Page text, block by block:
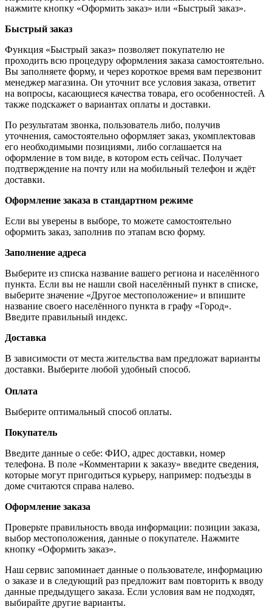
нажмите кнопку «Оформить заказ» или «Быстрый заказ».
Быстрый заказ
Функция «Быстрый заказ» позволяет покупателю не
проходить всю процедуру оформления заказа самостоятельно.
Вы заполняете форму, и через короткое время вам перезвонит
менеджер магазина. Он уточнит все условия заказа, ответит
на вопросы, касающиеся качества товара, его особенностей. А
также подскажет о вариантах оплаты и доставки.
По результатам звонка, пользователь либо, получив
уточнения, самостоятельно оформляет заказ, укомплектовав
его необходимыми позициями, либо соглашается на
оформление в том виде, в котором есть сейчас. Получает
подтверждение на почту или на мобильный телефон и ждёт
доставки.
Оформление заказа в стандартном режиме
Если вы уверены в выборе, то можете самостоятельно
оформить заказ, заполнив по этапам всю форму.
Заполнение адреса
Выберите из списка название вашего региона и населённого
пункта. Если вы не нашли свой населённый пункт в списке,
выберите значение «Другое местоположение» и впишите
название своего населённого пункта в графу «Город».
Введите правильный индекс.
Доставка
В зависимости от места жительства вам предложат варианты
доставки. Выберите любой удобный способ.
Оплата
Выберите оптимальный способ оплаты.
Покупатель
Введите данные о себе: ФИО, адрес доставки, номер
телефона. В поле «Комментарии к заказу» введите сведения,
которые могут пригодиться курьеру, например: подъезды в
доме считаются справа налево.
Оформление заказа
Проверьте правильность ввода информации: позиции заказа,
выбор местоположения, данные о покупателе. Нажмите
кнопку «Оформить заказ».
Наш сервис запоминает данные о пользователе, информацию
о заказе и в следующий раз предложит вам повторить к вводу
данные предыдущего заказа. Если условия вам не подходят,
выбирайте другие варианты.